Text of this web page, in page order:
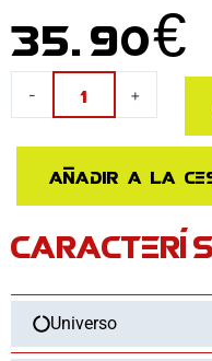
35.90€
-
Saiyan
Goku
Games
Begin
Dragon
+
Añadir a la
Universo